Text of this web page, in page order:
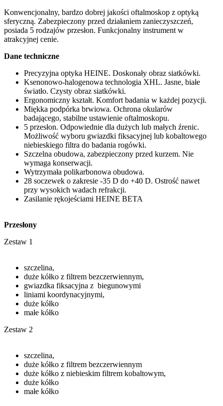
Konwencjonalny, bardzo dobrej jakości oftalmoskop z optyką
sferyczną. Zabezpieczony przed działaniem zanieczyszczeń,
posiada 5 rodzajów przesłon. Funkcjonalny instrument w
atrakcyjnej cenie.
Dane techniczne
Precyzyjna optyka HEINE. Doskonały obraz siatkówki.
Ksenonowo-halogenowa technologia XHL. Jasne, białe
światło. Czysty obraz siatkówki.
Ergonomiczny kształt. Komfort badania w każdej pozycji.
Miękka podpórka brwiowa. Ochrona okularów
badającego, stabilne ustawienie oftalmoskopu.
5 przesłon. Odpowiednie dla dużych lub małych źrenic.
Możliwość wyboru gwiazdki fiksacyjnej lub kobaltowego
niebieskiego filtra do badania rogówki.
Szczelna obudowa, zabezpieczony przed kurzem. Nie
wymaga konserwacji.
Wytrzymała polikarbonowa obudowa.
28 soczewek o zakresie -35 D do +40 D. Ostrość nawet
przy wysokich wadach refrakcji.
Zasilanie rękojeściami HEINE BETA
Przesłony
Zestaw 1
szczelina,
duże kółko z filtrem bezczerwiennym,
gwiazdka fiksacyjna z biegunowymi
liniami koordynacyjnymi,
duże kółko
małe kółko
Zestaw 2
szczelina,
duże kółko z filtrem bezczerwiennym
duże kółko z niebieskim filtrem kobaltowym,
duże kółko
małe kółko